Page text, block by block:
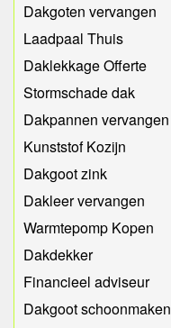
Dakgoten vervangen
Laadpaal Thuis
Daklekkage Offerte
Stormschade dak
Dakpannen vervangen
Kunststof Kozijn
Dakgoot zink
Dakleer vervangen
Warmtepomp Kopen
Dakdekker
Financieel adviseur
Dakgoot schoonmaken